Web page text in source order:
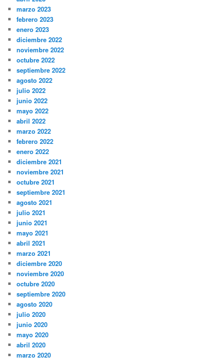
marzo 2023
febrero 2023
enero 2023
diciembre 2022
noviembre 2022
octubre 2022
septiembre 2022
agosto 2022
julio 2022
junio 2022
mayo 2022
abril 2022
marzo 2022
febrero 2022
enero 2022
diciembre 2021
noviembre 2021
octubre 2021
septiembre 2021
agosto 2021
julio 2021
junio 2021
mayo 2021
abril 2021
marzo 2021
diciembre 2020
noviembre 2020
octubre 2020
septiembre 2020
agosto 2020
julio 2020
junio 2020
mayo 2020
abril 2020
marzo 2020